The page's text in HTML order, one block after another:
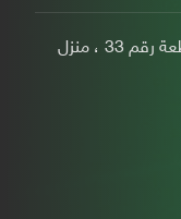
الثورة امدرمان - ولاية الخرطوم قطعة رقم 33 ، منزل